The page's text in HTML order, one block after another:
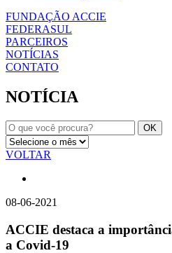
FUNDAÇÃO ACCIE
FEDERASUL
PARCEIROS
NOTÍCIAS
CONTATO
NOTÍCIA
VOLTAR
08-06-2021
ACCIE destaca a
a Covid-19